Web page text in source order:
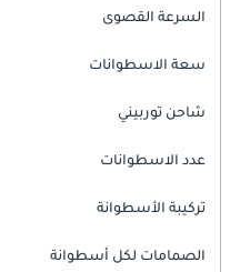
السرعة القصوى
سعة الاسطوانات
شاحن توربيني
عدد الاسطوانات
تركيبة الأسطوانة
الصمامات لكل أسطوانة